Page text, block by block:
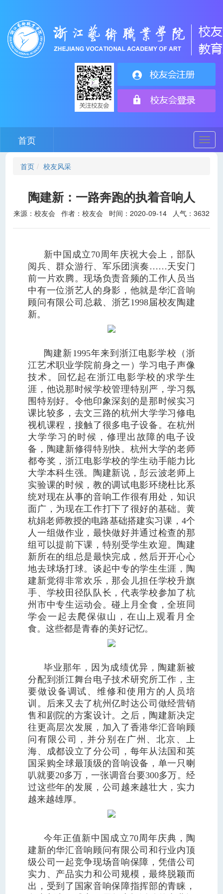
切
换
首页
首页 校友风采
陶建新：一路奔跑的执着音响人
来源：校友会 作者：校友会 时间：2020-09-14 人气： 3632
新中国成立70周年庆祝大会上，部队
阅兵、群众游行、军乐团演奏……天安门
前一片欢腾。现场负责音频的工作人员当
中有一位浙艺人的身影，他就是华汇音响
顾问有限公司总裁、浙艺1998届校友陶建
新。
陶建新1995年来到浙江电影学校（浙
江艺术职业学院前身之一）学习电子声像
技术。回忆起在浙江电影学校的求学生
涯，他说那时候学校管理特别严，学习氛
围特别好。令他印象深刻的是那时候实习
课比较多，去文三路的杭州大学学习修电
视机课程，接触了很多电子设备。在杭州
大学学习的时候，修理出故障的电子设
备，陶建新修得特别快。杭州大学的老师
都夸奖，浙江电影学校的学生动手能力比
大学本科生强。陶建新说，彭云波老师上
实验课的时候，教的调试电影环绕杜比系
统对现在从事的音响工作很有用处，知识
面广，为现在工作打下了很好的基础。黄
杭娟老师教授的电路基础搭建实习课，4个
人一组做作业，最快做好并通过检查的那
组可以提前下课，特别受学生欢迎。陶建
新所在的组总是最快完成，然后开开心心
地去球场打球。谈起中专的学生生涯，陶
建新觉得非常欢乐，那会儿担任学校升旗
手、学校田径队队长，代表学校参加了杭
州市中专生运动会。碰上月全食，全班同
学会一起去爬保俶山，在山上观看月全
食。这些都是青春的美好记忆。
毕业那年，因为成绩优异，陶建新被
分配到浙江舞台电子技术研究所工作，主
要做设备调试、维修和使用方的人员培
训。后来又去了杭州亿时达公司做经营销
售和剧院的方案设计。之后，陶建新决定
往更高层次发展，加入了香港华汇音响顾
问有限公司，并分别在广州、北京、上
海、成都设立了分公司，每年从法国和英
国采购全球最顶级的音响设备，单一只喇
叭就要20多万，一张调音台要300多万。经
过这些年的发展，公司越来越壮大，实力
越来越雄厚。
今年正值新中国成立70周年庆典，陶
建新的华汇音响顾问有限公司和行业内顶
级公司一起竞争现场音响保障，凭借公司
实力、产品实力和公司规模，最终脱颖而
出，受到了国家音响保障指挥部的青睐，